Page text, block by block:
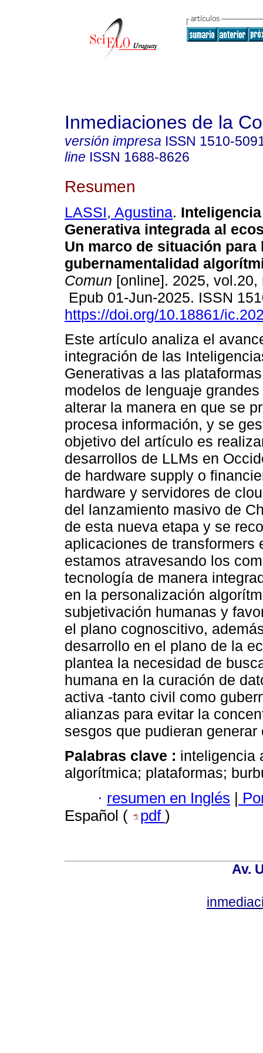
Inmediaciones de la
versión impresa ISSN 1510-
line ISSN 1688-8626
Resumen
LASSI, Agustina.
Generativa integrada al
Un marco de situación para
gubernamentalidad
Comun [online]. 2025, vol.20,
Epub 01-Jun-2025. ISSN
https://doi.org/10.18861/
Este artículo analiza el
integración de las
Generativas a las
modelos de lenguaje
alterar la manera en que se
procesa información, y se
objetivo del artículo es
desarrollos de LLMs en
de hardware supply o
hardware y servidores de
del lanzamiento masivo de
de esta nueva etapa y se
aplicaciones de transformers
estamos atravesando los
tecnología de manera
en la personalización
subjetivación humanas y
el plano cognoscitivo,
desarrollo en el plano de la
plantea la necesidad de
humana en la curación de
activa -tanto civil como
alianzas para evitar la
sesgos que pudieran
Palabras clave : inteligencia
algorítmica; plataformas;
· resumen en Inglés |
Español (
pdf )
Av.